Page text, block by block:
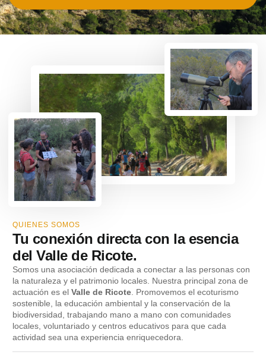
QUIENES SOMOS
Tu conexión directa con la esencia
del Valle de Ricote.
Somos una asociación dedicada a conectar a las personas con
la naturaleza y el patrimonio locales. Nuestra principal zona de
actuación es el Valle de Ricote . Promovemos el ecoturismo
sostenible, la educación ambiental y la conservación de la
biodiversidad, trabajando mano a mano con comunidades
locales, voluntariado y centros educativos para que cada
actividad sea una experiencia enriquecedora.